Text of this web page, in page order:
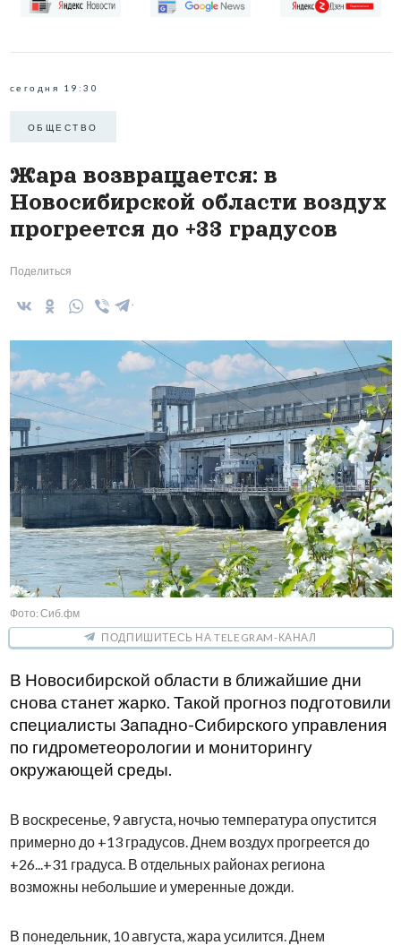
сегодня 19:30
ОБЩЕСТВО
Жара возвращается: в
Новосибирской области воздух
прогреется до +33 градусов
Поделиться
Фото: Сиб.фм
ПОДПИШИТЕСЬ НА TELEGRAM-КАНАЛ
В Новосибирской области в ближайшие дни
снова станет жарко. Такой прогноз подготовили
специалисты Западно-Сибирского управления
по гидрометеорологии и мониторингу
окружающей среды.
В воскресенье, 9 августа, ночью температура опустится
примерно до +13 градусов. Днем воздух прогреется до
+26...+31 градуса. В отдельных районах региона
возможны небольшие и умеренные дожди.
В понедельник, 10 августа, жара усилится. Днем